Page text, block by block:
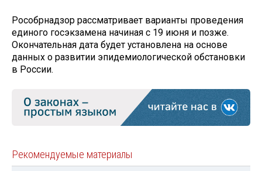
Рособрнадзор рассматривает варианты проведения
единого госэкзамена начиная с 19 июня и позже.
Окончательная дата будет установлена на основе
данных о развитии эпидемиологической обстановки
в России.
Рекомендуемые материалы